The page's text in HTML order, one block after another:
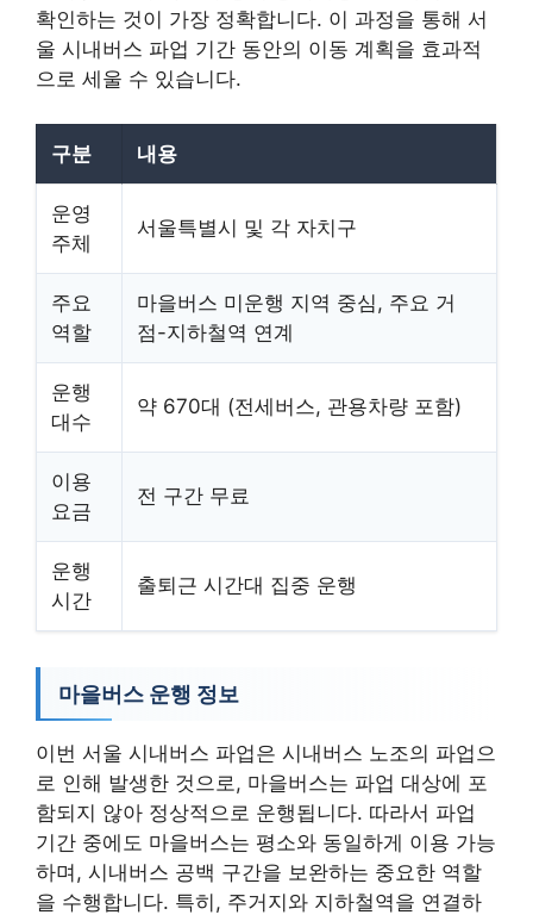
확인하는 것이 가장 정확합니다. 이 과정을 통해 서
울 시내버스 파업 기간 동안의 이동 계획을 효과적
으로 세울 수 있습니다.
구분 내용
운영
주체
서울특별시 및 각 자치구
주요
역할
마을버스 미운행 지역 중심, 주요 거
점-지하철역 연계
운행
대수
약 670대 (전세버스, 관용차량 포함)
이용
요금
전 구간 무료
운행
시간
출퇴근 시간대 집중 운행
마을버스 운행 정보
이번 서울 시내버스 파업은 시내버스 노조의 파업으
로 인해 발생한 것으로, 마을버스는 파업 대상에 포
함되지 않아 정상적으로 운행됩니다. 따라서 파업
기간 중에도 마을버스는 평소와 동일하게 이용 가능
하며, 시내버스 공백 구간을 보완하는 중요한 역할
을 수행합니다. 특히, 주거지와 지하철역을 연결하